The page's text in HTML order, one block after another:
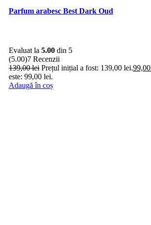
Parfum arabesc Best Dark Oud
Evaluat la 5.00 din 5
(5.00)7 Recenzii
139,00lei Prețul inițial a fost: 139,00 lei.99,00
este: 99,00 lei.
Adaugă în coș